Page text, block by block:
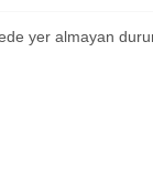
yer almayan